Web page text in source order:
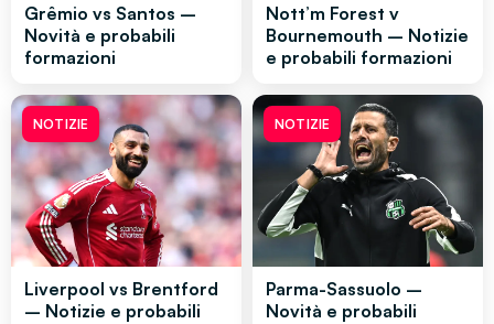
Grêmio vs Santos –
Novità e probabili
formazioni
Nott’m Forest v
Bournemouth – Notizie
e probabili formazioni
NOTIZIE
Liverpool vs Brentford
– Notizie e probabili
NOTIZIE
Parma-Sassuolo –
Novità e probabili